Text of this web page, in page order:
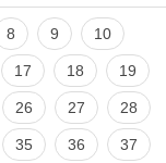
8 9 10
17 18 19
26 27 28
35 36 37